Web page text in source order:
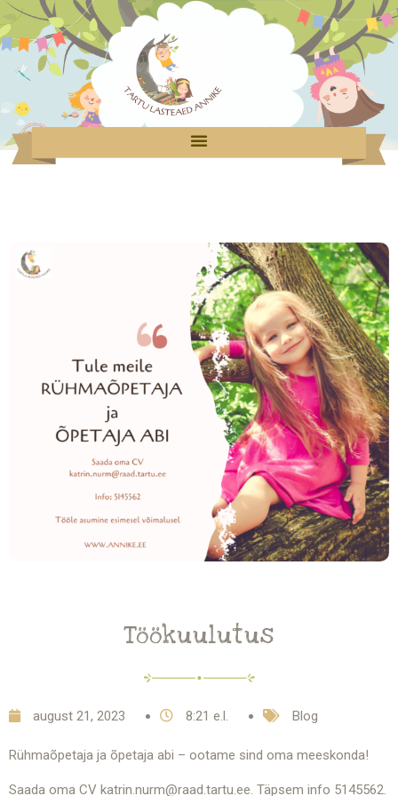
Töökuulutus
august 21, 2023 8:21 e.l. Blog
Rühmaõpetaja ja õpetaja abi – ootame sind oma meeskonda!
Saada oma CV katrin.nurm@raad.tartu.ee. Täpsem info 5145562.